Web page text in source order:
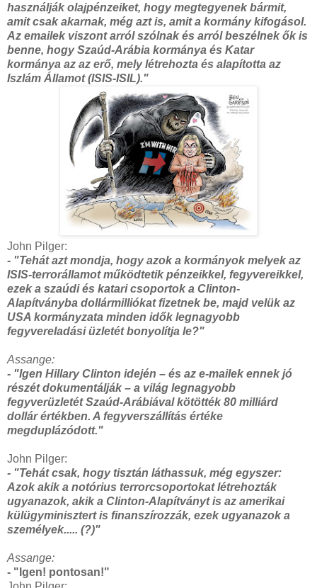
használják olajpénzeiket, hogy megtegyenek bármit,
amit csak akarnak, még azt is, amit a kormány kifogásol.
Az emailek viszont arról szólnak és arról beszélnek ők is
benne, hogy Szaúd-Arábia kormánya és Katar
kormánya az az erő, mely létrehozta és alapította az
Iszlám Államot (ISIS-ISIL)."
John Pilger:
- "Tehát azt mondja, hogy azok a kormányok melyek az
ISIS-terrorállamot működtetik pénzeikkel, fegyvereikkel,
ezek a szaúdi és katari csoportok a Clinton-
Alapítványba dollármilliókat fizetnek be, majd velük az
USA kormányzata minden idők legnagyobb
fegyvereladási üzletét bonyolítja le?"
Assange:
- "Igen Hillary Clinton idején – és az e-mailek ennek jó
részét dokumentálják – a világ legnagyobb
fegyverüzletét Szaúd-Arábiával kötötték 80 milliárd
dollár értékben. A fegyverszállítás értéke
megduplázódott."
John Pilger:
- "Tehát csak, hogy tisztán láthassuk, még egyszer:
Azok akik a notórius terrorcsoportokat létrehozták
ugyanazok, akik a Clinton-Alapítványt is az amerikai
külügyminisztert is finanszírozzák, ezek ugyanazok a
személyek..... (?)"
Assange:
- "Igen! pontosan!"